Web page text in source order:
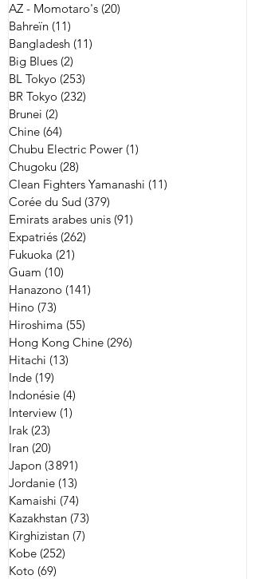
AZ - Momotaro's (20)
Bahreïn (11)
Bangladesh (11)
Big Blues (2)
BL Tokyo (253)
BR Tokyo (232)
Brunei (2)
Chine (64)
Chubu Electric Power (1)
Chugoku (28)
Clean Fighters Yamanashi (11)
Corée du Sud (379)
Emirats arabes unis (91)
Expatriés (262)
Fukuoka (21)
Guam (10)
Hanazono (141)
Hino (73)
Hiroshima (55)
Hong Kong Chine (296)
Hitachi (13)
Inde (19)
Indonésie (4)
Interview (1)
Irak (23)
Iran (20)
Japon (3 891)
Jordanie (13)
Kamaishi (74)
Kazakhstan (73)
Kirghizistan (7)
Kobe (252)
Koto (69)